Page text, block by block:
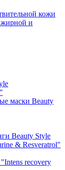
кожи
и
маски Beauty
Beauty Style
& Resveratrol"
recovery